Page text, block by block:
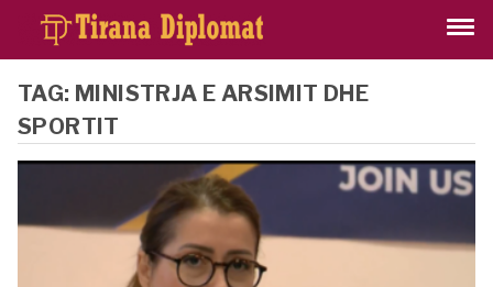
TAG: MINISTRJA E ARSIMIT DHE
SPORTIT